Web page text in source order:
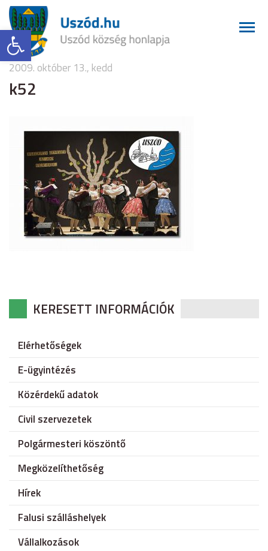
Eszköztár megnyitása
2009. október 13., kedd
k52
KERESETT INFORMÁCIÓK
Elérhetőségek
E-ügyintézés
Közérdekű adatok
Civil szervezetek
Polgármesteri köszöntő
Megközelíthetőség
Hírek
Falusi szálláshelyek
Vállalkozások